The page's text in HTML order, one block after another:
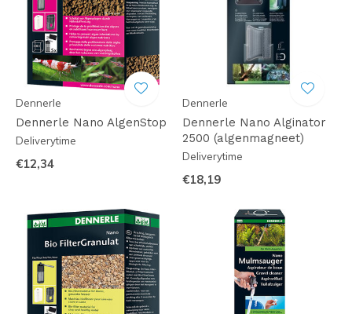
Dennerle
Dennerle Nano AlgenStop
Deliverytime
€12,34
Dennerle
Dennerle Nano Alginator
2500 (algenmagneet)
Deliverytime
€18,19